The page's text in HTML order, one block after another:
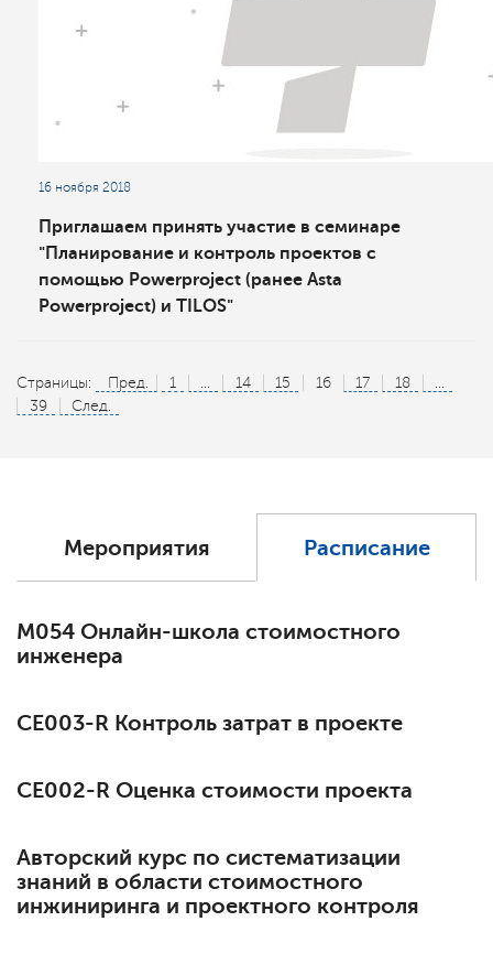
16 ноября 2018
Приглашаем принять участие в семинаре
"Планирование и контроль проектов с
помощью Powerproject (ранее Asta
Powerproject) и TILOS"
Страницы: Пред. 1 ... 14 15 16 17 18
...
39
След.
Мероприятия Расписание
М054 Онлайн-школа стоимостного
инженера
СЕ003-R Контроль затрат в проекте
СЕ002-R Оценка стоимости проекта
Авторский курс по систематизации
знаний в области стоимостного
инжиниринга и проектного контроля